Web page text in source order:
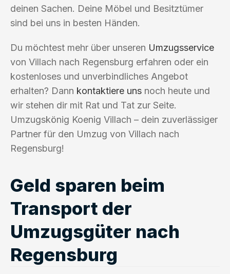
deinen Sachen. Deine Möbel und Besitztümer
sind bei uns in besten Händen.
Du möchtest mehr über unseren Umzugsservice
von Villach nach Regensburg erfahren oder ein
kostenloses und unverbindliches Angebot
erhalten? Dann kontaktiere uns noch heute und
wir stehen dir mit Rat und Tat zur Seite.
Umzugskönig Koenig Villach – dein zuverlässiger
Partner für den Umzug von Villach nach
Regensburg!
Geld sparen beim
Transport der
Umzugsgüter nach
Regensburg